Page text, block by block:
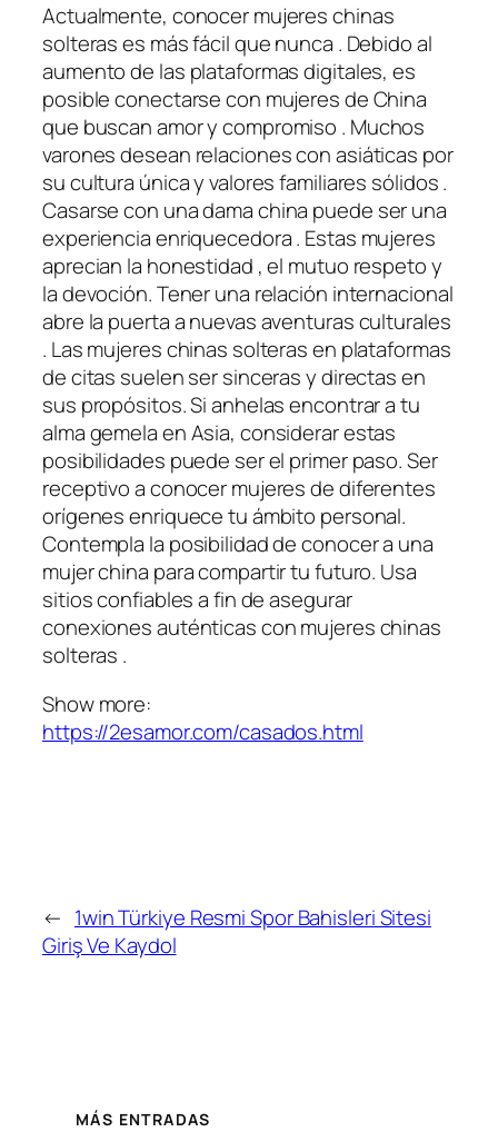
Actualmente, conocer mujeres chinas
solteras es más fácil que nunca . Debido al
aumento de las plataformas digitales, es
posible conectarse con mujeres de China
que buscan amor y compromiso . Muchos
varones desean relaciones con asiáticas por
su cultura única y valores familiares sólidos .
Casarse con una dama china puede ser una
experiencia enriquecedora . Estas mujeres
aprecian la honestidad , el mutuo respeto y
la devoción. Tener una relación internacional
abre la puerta a nuevas aventuras culturales
. Las mujeres chinas solteras en plataformas
de citas suelen ser sinceras y directas en
sus propósitos. Si anhelas encontrar a tu
alma gemela en Asia, considerar estas
posibilidades puede ser el primer paso. Ser
receptivo a conocer mujeres de diferentes
orígenes enriquece tu ámbito personal.
Contempla la posibilidad de conocer a una
mujer china para compartir tu futuro. Usa
sitios confiables a fin de asegurar
conexiones auténticas con mujeres chinas
solteras .
Show more:
https://2esamor.com/casados.html
← 1win Türkiye Resmi Spor Bahisleri Sitesi
Giriş Ve Kaydol
MÁS ENTRADAS